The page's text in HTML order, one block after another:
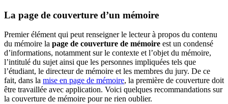
La page de couverture d’un mémoire
Premier élément qui peut renseigner le lecteur à propos du contenu
du mémoire la page de couverture de mémoire est un condensé
d’informations, notamment sur le contexte et l’objet du mémoire,
l’intitulé du sujet ainsi que les personnes impliquées tels que
l’étudiant, le directeur de mémoire et les membres du jury. De ce
fait, dans la mise en page de mémoire, la première de couverture doit
être travaillée avec application. Voici quelques recommandations sur
la couverture de mémoire pour ne rien oublier.